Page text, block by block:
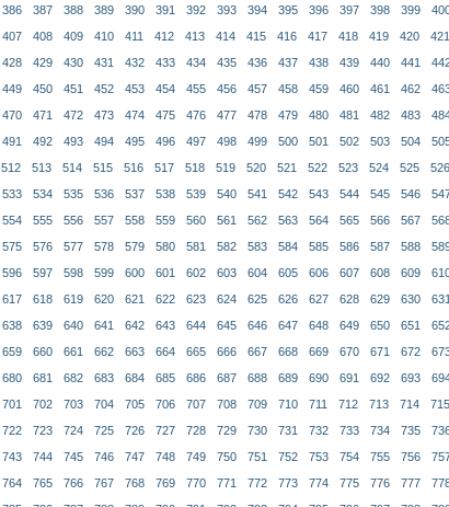
386 387 388 389 390 391 392 393 394 395 396 397 398 399
407 408 409 410 411 412 413 414 415 416 417 418 419 420 421
428 429 430 431 432 433 434 435 436 437 438 439 440 441
449 450 451 452 453 454 455 456 457 458 459 460 461 462
470 471 472 473 474 475 476 477 478 479 480 481 482 483
491 492 493 494 495 496 497 498 499 500 501 502 503 504
512 513 514 515 516 517 518 519 520 521 522 523 524 525 526
533 534 535 536 537 538 539 540 541 542 543 544 545 546
554 555 556 557 558 559 560 561 562 563 564 565 566 567
575 576 577 578 579 580 581 582 583 584 585 586 587 588
596 597 598 599 600 601 602 603 604 605 606 607 608 609
617 618 619 620 621 622 623 624 625 626 627 628 629 630 631
638 639 640 641 642 643 644 645 646 647 648 649 650 651
659 660 661 662 663 664 665 666 667 668 669 670 671 672
680 681 682 683 684 685 686 687 688 689 690 691 692 693
701 702 703 704 705 706 707 708 709 710 711 712 713 714 715
722 723 724 725 726 727 728 729 730 731 732 733 734 735
743 744 745 746 747 748 749 750 751 752 753 754 755 756
764 765 766 767 768 769 770 771 772 773 774 775 776 777